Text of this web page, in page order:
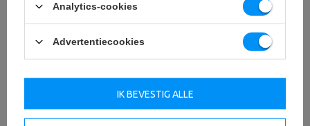
Analytics-cookies
Advertentiecookies
IK BEVESTIG ALLE